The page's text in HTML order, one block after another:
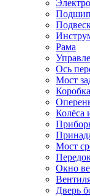
Рама
Ось
Мост
Мост
Окно
Дверь